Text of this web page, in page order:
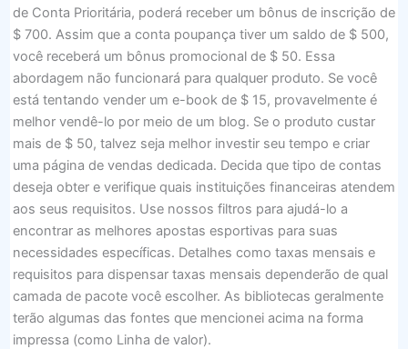
de Conta Prioritária, poderá receber um bônus de inscrição de
$ 700. Assim que a conta poupança tiver um saldo de $ 500,
você receberá um bônus promocional de $ 50. Essa
abordagem não funcionará para qualquer produto. Se você
está tentando vender um e-book de $ 15, provavelmente é
melhor vendê-lo por meio de um blog. Se o produto custar
mais de $ 50, talvez seja melhor investir seu tempo e criar
uma página de vendas dedicada. Decida que tipo de contas
deseja obter e verifique quais instituições financeiras atendem
aos seus requisitos. Use nossos filtros para ajudá-lo a
encontrar as melhores apostas esportivas para suas
necessidades específicas. Detalhes como taxas mensais e
requisitos para dispensar taxas mensais dependerão de qual
camada de pacote você escolher. As bibliotecas geralmente
terão algumas das fontes que mencionei acima na forma
impressa (como Linha de valor).